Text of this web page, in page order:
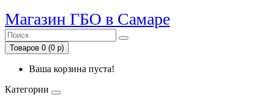
Магазин ГБО в Самаре
Товаров 0 (0 р)
Ваша корзина пуста!
Категории